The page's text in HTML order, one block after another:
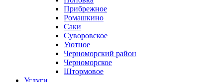
Прибрежное
Ромашкино
Саки
Суворовское
Уютное
Черноморский район
Черноморское
Штормовое
Услуги